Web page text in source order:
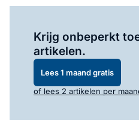
Krijg onbeperkt
artikelen.
Lees 1 maand gratis
of lees 2 artikelen per